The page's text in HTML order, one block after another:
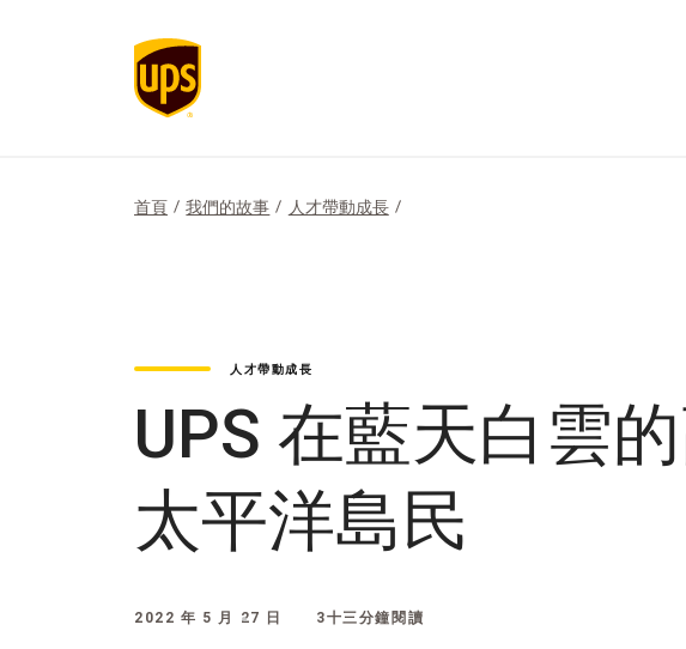
首頁 我們的故事 人才帶動成長
人才帶動成長
UPS 在藍天白雲
太平洋島民
2022 年 5 月 27 日 3十三分鐘閱讀